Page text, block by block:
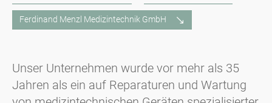
Ferdinand Menzl Medizintechnik GmbH
Unser Unternehmen wurde vor mehr als 35
Jahren als ein auf Reparaturen und Wartung